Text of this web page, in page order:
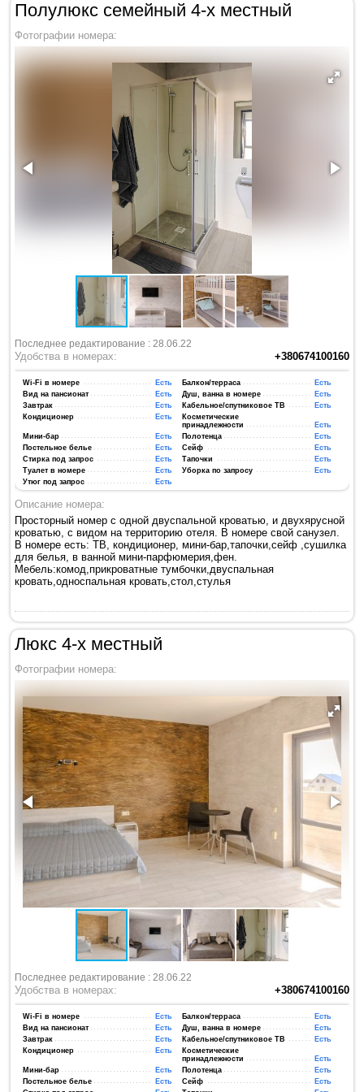
Полулюкс семейный 4-х местный
Фотографии номера:
Последнее редактирование : 28.06.22
+380674100160
Удобства в номерах:
Wi-Fi в номере Есть Балкон/терраса
Есть
Вид на пансионат
Есть Душ, ванна в номере
Есть
Завтрак
Есть Кабельное/спутниковое ТВ
Есть
Кондиционер
Есть
Косметические
принадлежности
Есть
Мини-бар
Есть Полотенца
Есть
Постельное белье
Есть Сейф
Есть
Стирка под запрос
Есть Тапочки
Есть
Туалет в номере
Есть Уборка по запросу
Есть
Утюг под запрос
Есть
Описание номера:
Просторный номер с одной двуспальной кроватью, и двухярусной
кроватью, с видом на территорию отеля. В номере свой санузел.
В номере есть: ТВ, кондиционер, мини-бар,тапочки,сейф ,сушилка
для белья, в ванной мини-парфюмерия,фен.
Мебель:комод,прикроватные тумбочки,двуспальная
кровать,односпальная кровать,стол,стулья
Люкс 4-х местный
Фотографии номера:
Последнее редактирование : 28.06.22
+380674100160
Удобства в номерах:
Wi-Fi в номере Есть Балкон/терраса
Есть
Вид на пансионат
Есть Душ, ванна в номере
Есть
Завтрак
Есть Кабельное/спутниковое ТВ
Есть
Кондиционер
Есть
Косметические
принадлежности
Есть
Мини-бар
Есть Полотенца
Есть
Постельное белье
Есть Сейф
Есть